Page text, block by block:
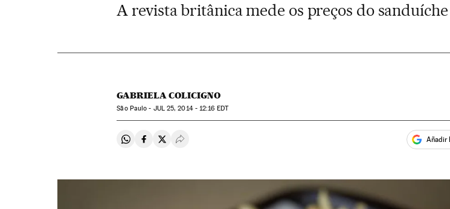
A revista britânica mede os preços do
GABRIELA COLICIGNO
São Paulo - JUL25, 2014 - 12:16 EDT
Compartir en Whatsapp
Compartir en Facebook
Compartir en Twitter
Desplegar Redes Sociales Añadir